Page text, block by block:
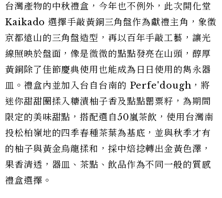
台灣產物的中秋禮盒，今年也不例外，此次開化堂
Kaikado 選擇手敲黃銅三角盤作為獻禮主角，象徵
京都遠山的三角盤造型，再以百年手敲工藝，讓光
線照映於盤面，像是微微的點點發亮在山頭，醇厚
黃銅除了佳節慶典使用也能成為日日使用的雋永器
皿。禮盒內並加入台自台南的 Perfe'dough，將
迷你甜甜圈揉入糖漬柚子香及點點罌粟籽，為期間
限定的美味甜點，搭配選自50嵐茶飲，使用台灣南
投松柏嶺地的四季春種茶葉為基底，並與秋季才有
的柚子與黃金烏龍揉和，採中焙捻轉出金黃色澤，
果香清透，器皿、茶點、飲品作為不同一般的質感
禮盒選擇。